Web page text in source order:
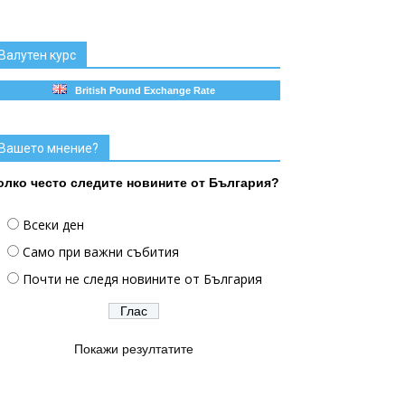
курс
British Pound Exchange Rate
мнение?
често следите новините от България?
Всеки ден
Само при важни събития
Почти не следя новините от България
Покажи резултатите